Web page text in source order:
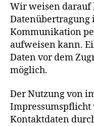
Wir weisen darauf
Datenübertragung
Kommunikation
aufweisen kann.
Daten vor dem
möglich.
Der Nutzung von
Kontaktdaten